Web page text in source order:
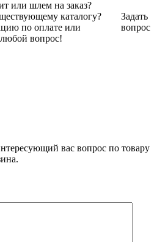
или шлем на заказ?
каталогу?
по оплате или
вопрос!
Задать
вопрос
вас вопрос по товару